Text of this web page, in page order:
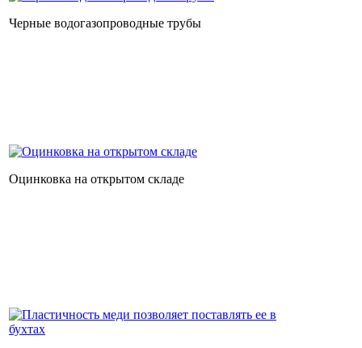
Черные водогазопроводные трубы
Оцинковка на открытом складе